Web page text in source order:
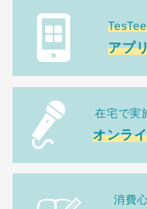
TesTee
アプ
在宅で実
オンラ
消費